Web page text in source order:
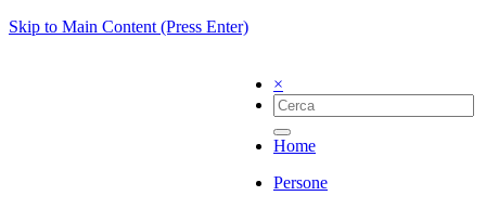
Skip to Main Content (Press Enter)
×
Home
Persone